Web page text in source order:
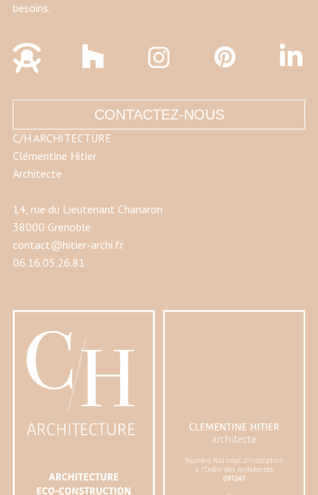
besoins.
CONTACTEZ-NOUS
C/H ARCHITECTURE
Clémentine Hitier
Architecte
14, rue du Lieutenant Chanaron
38000 Grenoble
contact@hitier-archi.fr
06.16.05.26.81